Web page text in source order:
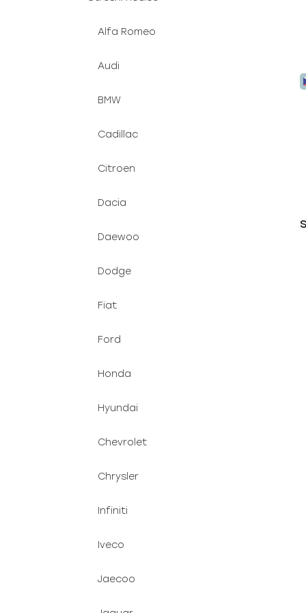
Alfa Romeo
Audi
BMW
Cadillac
Citroen
Dacia
Daewoo
Dodge
Fiat
Ford
Honda
Hyundai
Chevrolet
Chrysler
Infiniti
Iveco
Jaecoo